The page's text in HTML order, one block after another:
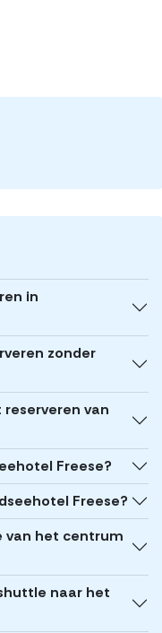
in
zonder
van
Freese?
Freese?
van het centrum
naar het